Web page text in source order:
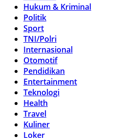
Hukum & Kriminal
Politik
Sport
TNI/Polri
Internasional
Otomotif
Pendidikan
Entertainment
Teknologi
Health
Travel
Kuliner
Loker